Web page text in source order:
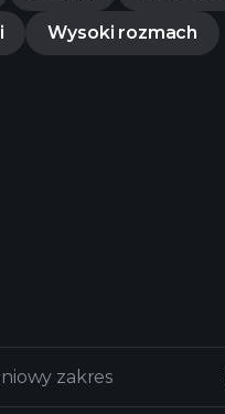
Wysoki rozmach
zakres
zakres